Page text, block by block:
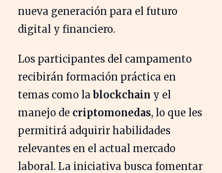
nueva generación para el futuro
digital y financiero.
Los participantes del campamento
recibirán formación práctica en
temas como lablockchain y el
manejo de criptomonedas, lo que les
permitirá adquirir habilidades
relevantes en el actual mercado
laboral. La iniciativa busca fomentar